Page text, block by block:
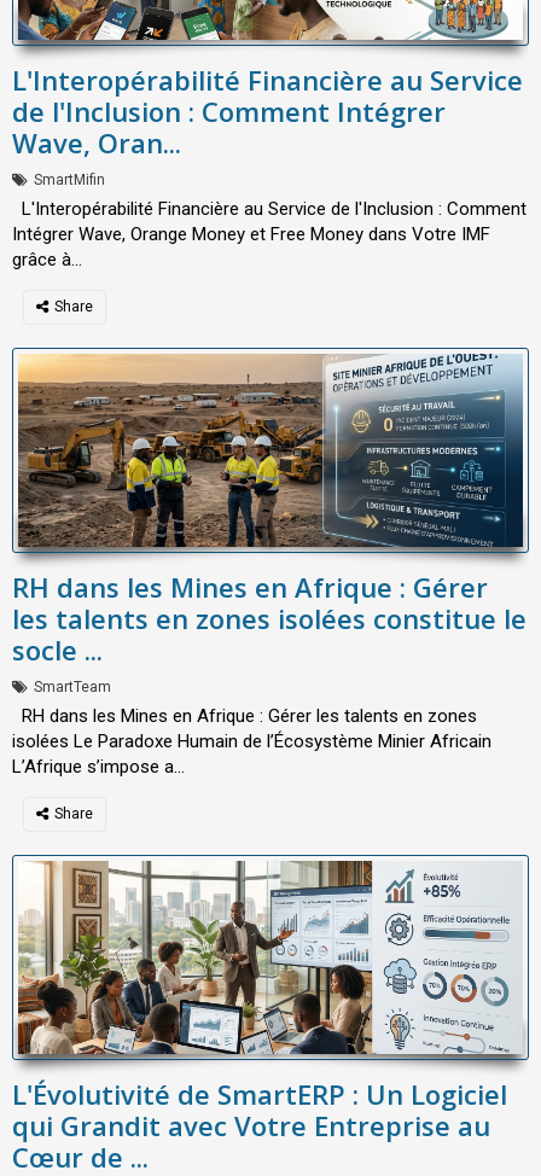
L'Interopérabilité Financière au Service
de l'Inclusion : Comment Intégrer
Wave, Oran...
SmartMifin
L'Interopérabilité Financière au Service de l'Inclusion : Comment
Intégrer Wave, Orange Money et Free Money dans Votre IMF
grâce à...
RH dans les Mines en Afrique : Gérer
les talents en zones isolées constitue le
socle ...
SmartTeam
RH dans les Mines en Afrique : Gérer les talents en zones
isolées Le Paradoxe Humain de l’Écosystème Minier Africain
L’Afrique s’impose a...
L'Évolutivité de SmartERP : Un Logiciel
qui Grandit avec Votre Entreprise au
Cœur de ...